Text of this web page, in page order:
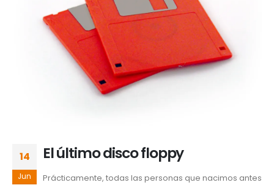
14
Jun
El último disco floppy
Prácticamente, todas las personas que nacimos antes